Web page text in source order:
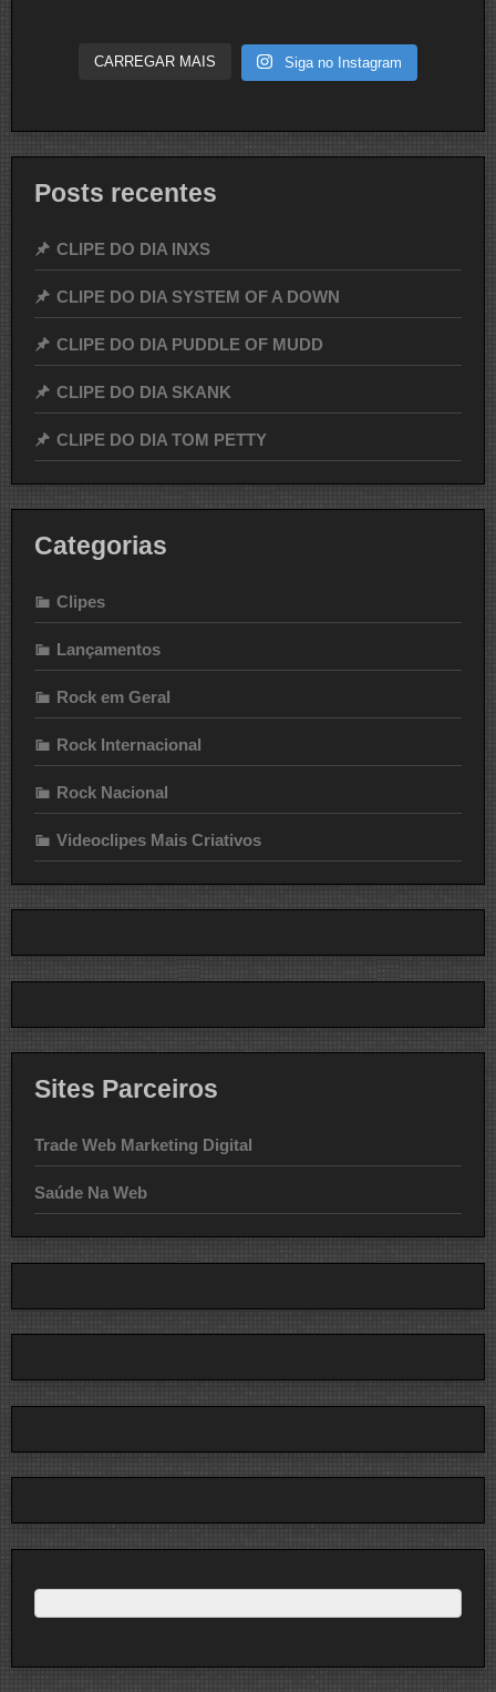
CARREGAR MAIS Siga no Instagram
Posts recentes
CLIPE DO DIA INXS
CLIPE DO DIA SYSTEM OF A DOWN
CLIPE DO DIA PUDDLE OF MUDD
CLIPE DO DIA SKANK
CLIPE DO DIA TOM PETTY
Categorias
Clipes
Lançamentos
Rock em Geral
Rock Internacional
Rock Nacional
Videoclipes Mais Criativos
Sites Parceiros
Trade Web Marketing Digital
Saúde Na Web